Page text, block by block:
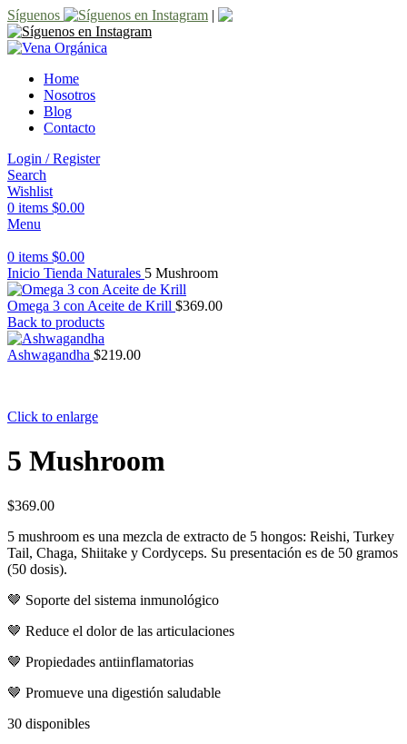
Síguenos |
Home
Nosotros
Blog
Contacto
Login / Register
Search
Wishlist
0 items $0.00
Menu
0 items $0.00
Inicio Tienda Naturales 5 Mushroom
Omega 3 con Aceite de Krill $369.00
Back to products
Ashwagandha $219.00
Click to enlarge
5 Mushroom
$369.00
5 mushroom es una mezcla de extracto de 5 hongos: Reishi, Turkey
Tail, Chaga, Shiitake y Cordyceps. Su presentación es de 50 gramos
(50 dosis).
🤎 Soporte del sistema inmunológico
🤎 Reduce el dolor de las articulaciones
🤎 Propiedades antiinflamatorias
🤎 Promueve una digestión saludable
30 disponibles